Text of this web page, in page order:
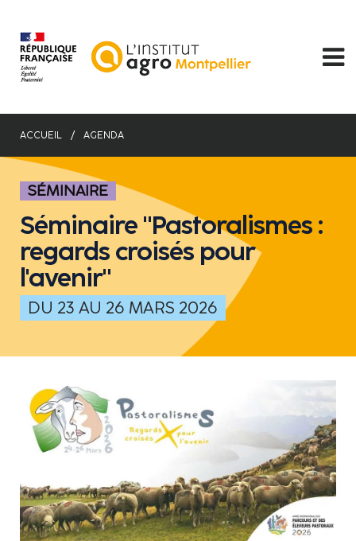
contenu
principal
ACCUEIL AGENDA
SÉMINAIRE
Séminaire "Pastoralismes :
regards croisés pour
l'avenir"
DU 23 AU 26 MARS 2026